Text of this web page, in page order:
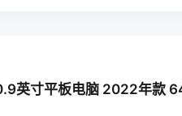
英寸平板电脑 2022年款